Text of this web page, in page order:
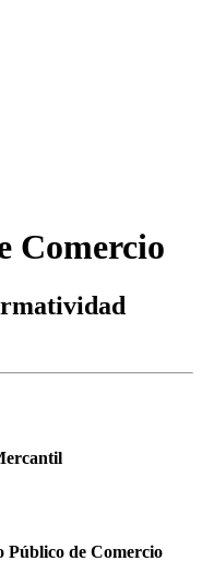
Comercio
Público de Comercio